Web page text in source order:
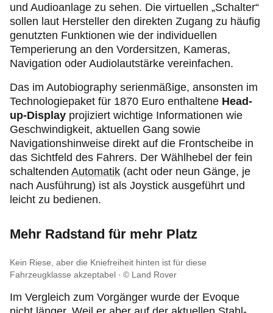
und Audioanlage zu sehen. Die virtuellen „Schalter“
sollen laut Hersteller den direkten Zugang zu häufig
genutzten Funktionen wie der individuellen
Temperierung an den Vordersitzen, Kameras,
Navigation oder Audiolautstärke vereinfachen.
Das im Autobiography serienmäßige, ansonsten im
Technologiepaket für 1870 Euro enthaltene Head-
up-Display projiziert wichtige Informationen wie
Geschwindigkeit, aktuellen Gang sowie
Navigationshinweise direkt auf die Frontscheibe in
das Sichtfeld des Fahrers. Der Wählhebel der fein
schaltenden Automatik (acht oder neun Gänge, je
nach Ausführung) ist als Joystick ausgeführt und
leicht zu bedienen.
Mehr Radstand für mehr Platz
Kein Riese, aber die Kniefreiheit hinten ist für diese
Fahrzeugklasse akzeptabel
© Land Rover
Im Vergleich zum Vorgänger wurde der Evoque